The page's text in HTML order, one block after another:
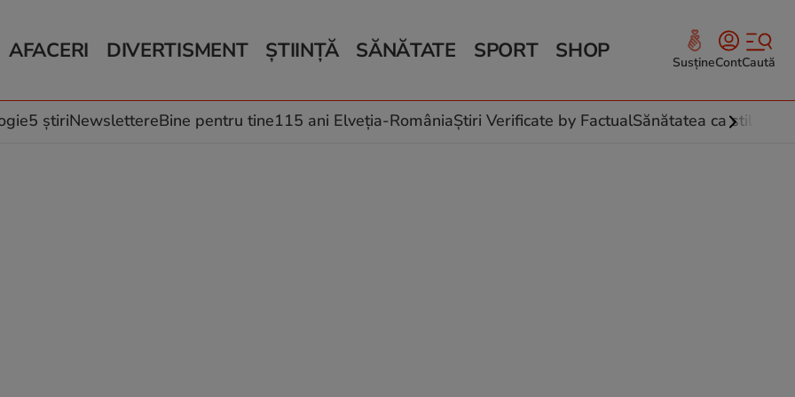
AFACERI
Auto
Locuri de muncă
DIVERTISMENT
Horoscop
Muzică și Filme
ȘTIINȚĂ
Schimbări climatice
SĂNĂTATE
Relații
Rețete culinare
SPORT SHOP SusțineContCaută
5 știriNewslettereBine pentru tine115 ani Elveția-RomâniaȘtiri Verificate by FactualSănătatea ca stil de